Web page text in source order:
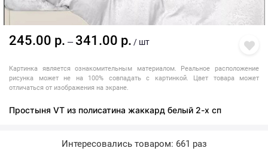
245.00 р. — 341.00 р. / шт
Картинка является ознакомительным материалом. Реальное расположение
рисунка может не на 100% совпадать с картинкой. Цвет товара может
отличаться от изображения на экране.
Простыня VT из полисатина жаккард белый 2-х сп
Интересовались товаром: 661 раз